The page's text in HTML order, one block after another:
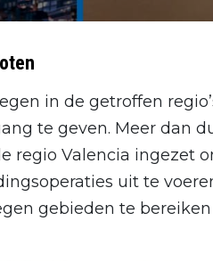
in de getroffen
te geven. Meer dan
regio Valencia ingezet
uit te
gebieden te